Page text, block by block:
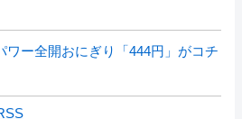
ワー全開おにぎり「444円」がコチ